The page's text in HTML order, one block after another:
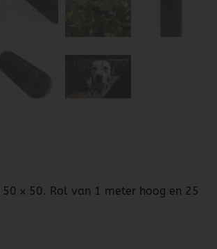
x 50. Rol van 1 meter hoog en 25